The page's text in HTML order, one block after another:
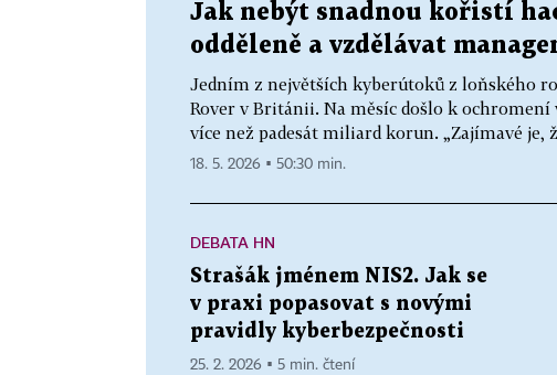
Jak nebýt snadnou kořistí
odděleně a vzdělávat
Jedním z největších kyberútoků z loňského
Rover v Británii. Na měsíc došlo k
více než padesát miliard korun. „Zajímavé je,
18. 5. 2026 ▪ 50:30 min.
DEBATA HN
Strašák jménem NIS2. Jak se
v praxi popasovat s novými
pravidly kyberbezpečnosti
25. 2. 2026 ▪ 5 min. čtení